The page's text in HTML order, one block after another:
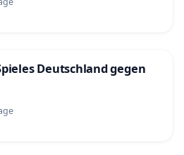
Deutschland gegen